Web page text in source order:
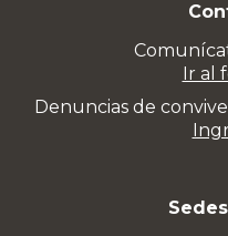
Ir al
Denuncias de